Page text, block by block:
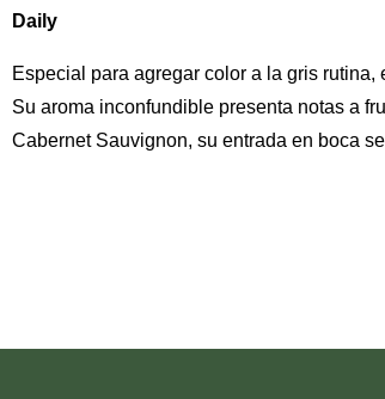
Daily
Especial para agregar color a la gris
Su aroma inconfundible presenta notas a
Cabernet Sauvignon, su entrada en boca